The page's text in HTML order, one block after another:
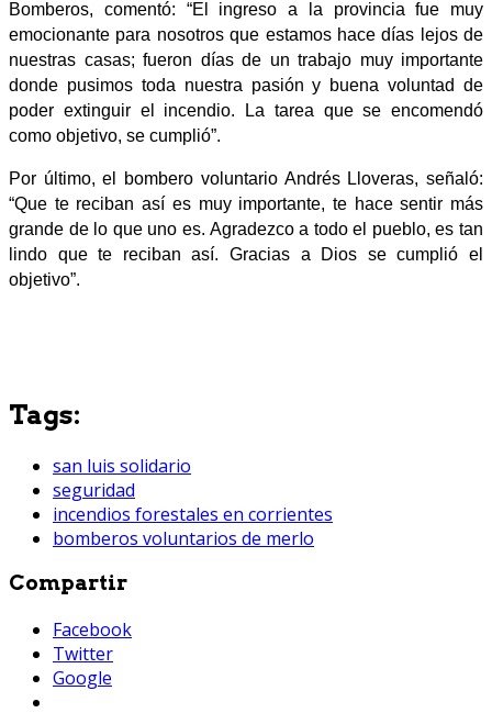
Bomberos, comentó: “El ingreso a la provincia fue muy
emocionante para nosotros que estamos hace días lejos de
nuestras casas; fueron días de un trabajo muy importante
donde pusimos toda nuestra pasión y buena voluntad de
poder extinguir el incendio. La tarea que se encomendó
como objetivo, se cumplió”.
Por último, el bombero voluntario Andrés Lloveras, señaló:
“Que te reciban así es muy importante, te hace sentir más
grande de lo que uno es. Agradezco a todo el pueblo, es tan
lindo que te reciban así. Gracias a Dios se cumplió el
objetivo”.
Tags:
san luis solidario
seguridad
incendios forestales en corrientes
bomberos voluntarios de merlo
Compartir
Facebook
Twitter
Google